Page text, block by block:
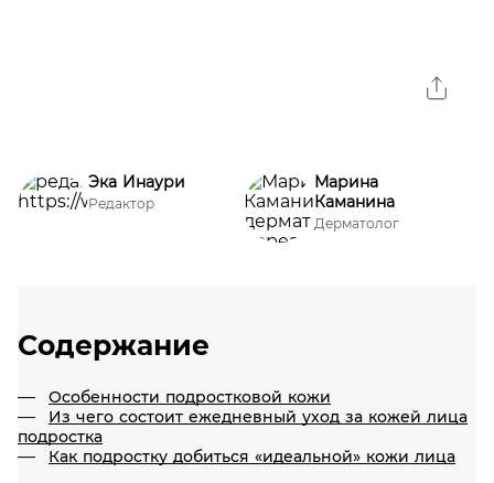
Эка Инаури
Редактор
Марина
Каманина
Дерматолог
Содержание
Особенности подростковой кожи
Из чего состоит ежедневный уход за кожей лица
подростка
Как подростку добиться «идеальной» кожи лица